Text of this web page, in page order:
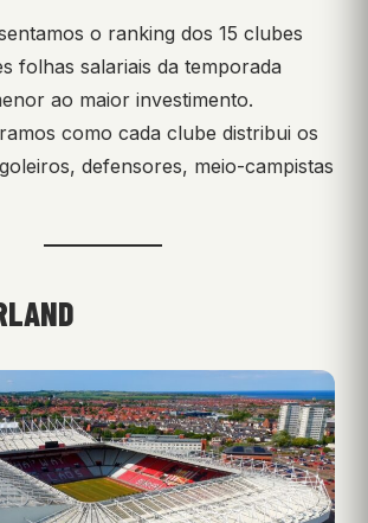
o ranking dos 15 clubes
folhas salariais da temporada
ao maior investimento.
como cada clube distribui os
defensores, meio-campistas